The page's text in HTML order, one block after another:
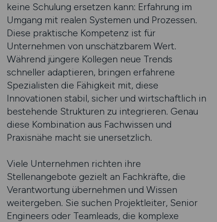
keine Schulung ersetzen kann: Erfahrung im
Umgang mit realen Systemen und Prozessen.
Diese praktische Kompetenz ist für
Unternehmen von unschätzbarem Wert.
Während jüngere Kollegen neue Trends
schneller adaptieren, bringen erfahrene
Spezialisten die Fähigkeit mit, diese
Innovationen stabil, sicher und wirtschaftlich in
bestehende Strukturen zu integrieren. Genau
diese Kombination aus Fachwissen und
Praxisnähe macht sie unersetzlich.
Viele Unternehmen richten ihre
Stellenangebote gezielt an Fachkräfte, die
Verantwortung übernehmen und Wissen
weitergeben. Sie suchen Projektleiter, Senior
Engineers oder Teamleads, die komplexe